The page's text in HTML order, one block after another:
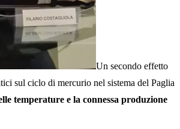
Un secondo effetto
sul ciclo di mercurio nel sistema del Paglia
temperature e la connessa produzione